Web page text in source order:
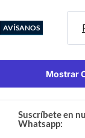
AVÍSANOS
Mostrar
Suscríbete en
Whatsapp: